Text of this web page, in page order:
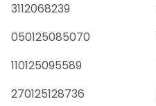
3112068239
050125085070
110125095589
270125128736